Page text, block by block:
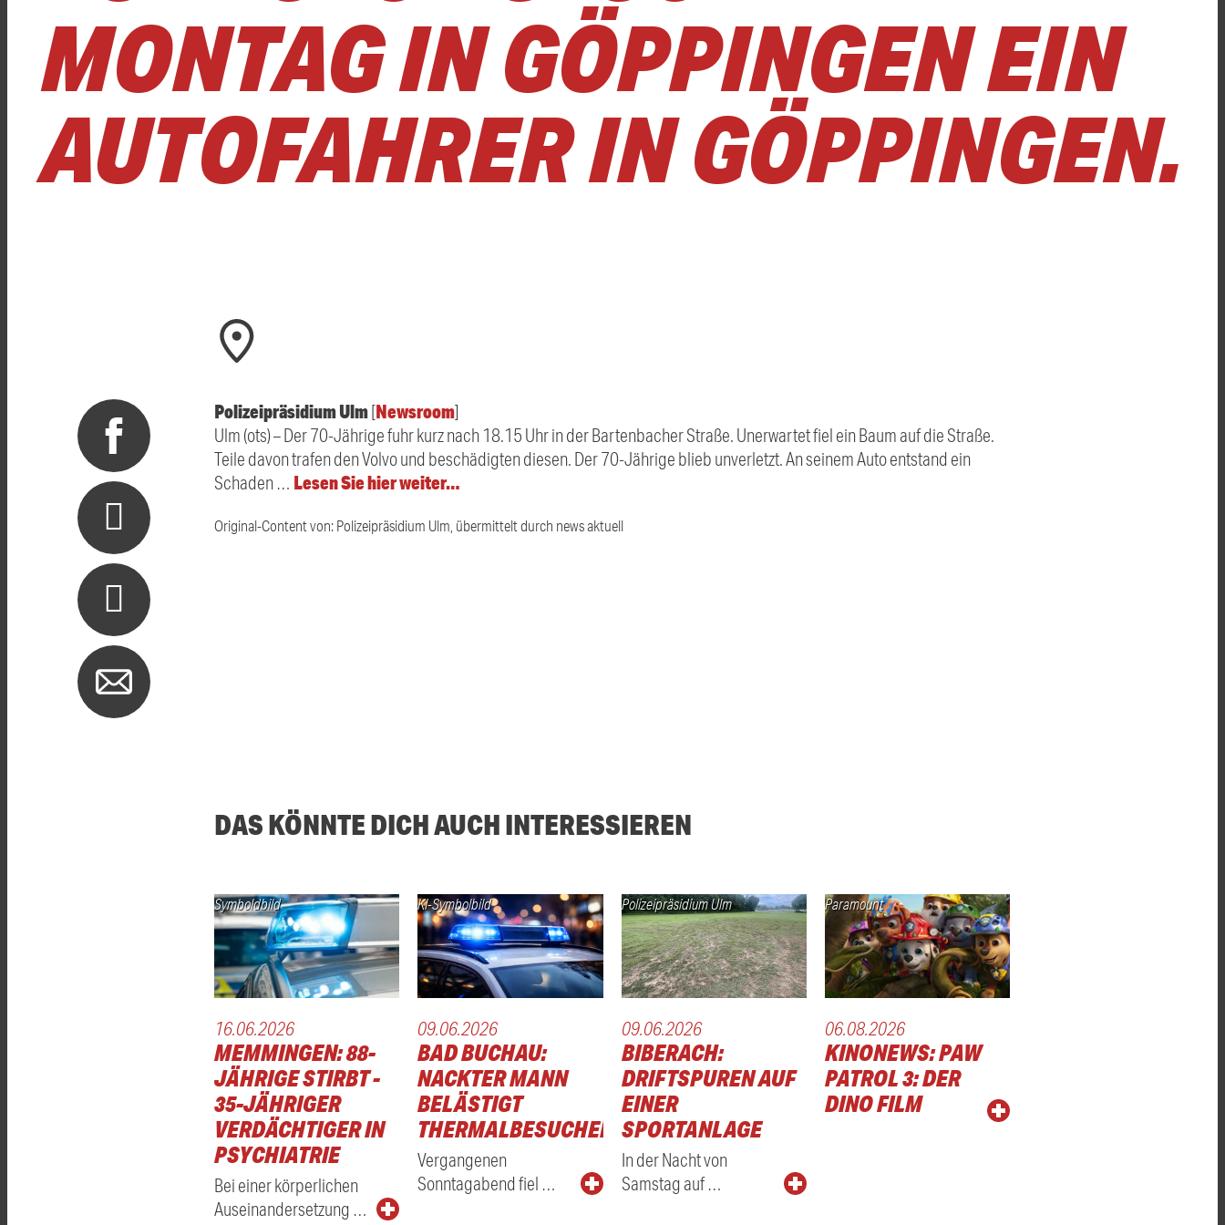
MONTAG IN GÖPPINGEN EIN
AUTOFAHRER IN GÖPPINGEN.
Polizeipräsidium Ulm[Newsroom]
Ulm (ots) – Der 70-Jährige fuhr kurz nach 18.15 Uhr in der Bartenbacher Straße. Unerwartet fiel ein Baum auf die Straße.
Teile davon trafen den Volvo und beschädigten diesen. Der 70-Jährige blieb unverletzt. An seinem Auto entstand ein
Schaden … Lesen Sie hier weiter…
Original-Content von: Polizeipräsidium Ulm, übermittelt durch news aktuell
DAS KÖNNTE DICH AUCH INTERESSIEREN
Symboldbild
16.06.2026
MEMMINGEN: 88-
JÄHRIGE STIRBT -
35-JÄHRIGER
VERDÄCHTIGER IN
PSYCHIATRIE
Bei einer körperlichen
Auseinandersetzung …
KI-Symbolbild
09.06.2026
BAD BUCHAU:
NACKTER MANN
BELÄSTIGT
THERMALBESUCHER
Vergangenen
Sonntagabend fiel …
Polizeipräsidium Ulm
09.06.2026
BIBERACH:
DRIFTSPUREN AUF
EINER
SPORTANLAGE
In der Nacht von
Samstag auf …
Paramount
06.08.2026
KINONEWS: PAW
PATROL 3: DER
DINO FILM